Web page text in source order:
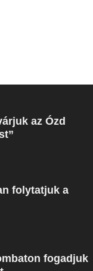
az Ózd
folytatjuk a
fogadjuk